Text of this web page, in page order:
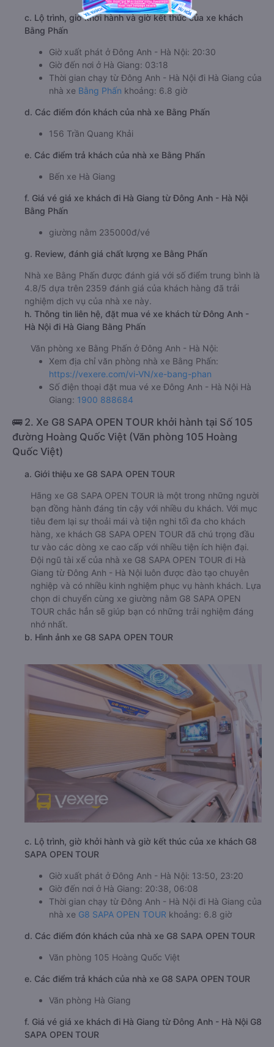
c. Lộ trình, giờ khởi hành và giờ kết thúc của xe khách
Bằng Phấn
Giờ xuất phát ở Đông Anh - Hà Nội: 20:30
Giờ đến nơi ở Hà Giang: 03:18
Thời gian chạy từ Đông Anh - Hà Nội đi Hà Giang của
nhà xe Bằng Phấn khoảng: 6.8 giờ
d. Các điểm đón khách của nhà xe Bằng Phấn
156 Trần Quang Khải
e. Các điểm trả khách của nhà xe Bằng Phấn
Bến xe Hà Giang
f. Giá vé giá xe khách đi Hà Giang từ Đông Anh - Hà Nội
Bằng Phấn
giường nằm 235000đ/vé
g. Review, đánh giá chất lượng xe Bằng Phấn
Nhà xe Bằng Phấn được đánh giá với số điểm trung bình là
4.8/5 dựa trên 2359 đánh giá của khách hàng đã trải
nghiệm dịch vụ của nhà xe này.
h. Thông tin liên hệ, đặt mua vé xe khách từ Đông Anh -
Hà Nội đi Hà Giang Bằng Phấn
Văn phòng xe Bằng Phấn ở Đông Anh - Hà Nội:
Xem địa chỉ văn phòng nhà xe Bằng Phấn:
https://vexere.com/vi-VN/xe-bang-phan
Số điện thoại đặt mua vé xe Đông Anh - Hà Nội Hà
Giang: 1900 888684
🚌 2. Xe G8 SAPA OPEN TOUR khởi hành tại Số 105
đường Hoàng Quốc Việt (Văn phòng 105 Hoàng
Quốc Việt)
a. Giới thiệu xe G8 SAPA OPEN TOUR
Hãng xe G8 SAPA OPEN TOUR là một trong những người
bạn đồng hành đáng tin cậy với nhiều du khách. Với mục
tiêu đem lại sự thoải mái và tiện nghi tối đa cho khách
hàng, xe khách G8 SAPA OPEN TOUR đã chú trọng đầu
tư vào các dòng xe cao cấp với nhiều tiện ích hiện đại.
Đội ngũ tài xế của nhà xe G8 SAPA OPEN TOUR đi Hà
Giang từ Đông Anh - Hà Nội luôn được đào tạo chuyên
nghiệp và có nhiều kinh nghiệm phục vụ hành khách. Lựa
chọn di chuyển cùng xe giường nằm G8 SAPA OPEN
TOUR chắc hẳn sẽ giúp bạn có những trải nghiệm đáng
nhớ nhất.
b. Hình ảnh xe G8 SAPA OPEN TOUR
c. Lộ trình, giờ khởi hành và giờ kết thúc của xe khách G8
SAPA OPEN TOUR
Giờ xuất phát ở Đông Anh - Hà Nội: 13:50, 23:20
Giờ đến nơi ở Hà Giang: 20:38, 06:08
Thời gian chạy từ Đông Anh - Hà Nội đi Hà Giang của
nhà xe G8 SAPA OPEN TOUR khoảng: 6.8 giờ
d. Các điểm đón khách của nhà xe G8 SAPA OPEN TOUR
Văn phòng 105 Hoàng Quốc Việt
e. Các điểm trả khách của nhà xe G8 SAPA OPEN TOUR
Văn phòng Hà Giang
f. Giá vé giá xe khách đi Hà Giang từ Đông Anh - Hà Nội G8
SAPA OPEN TOUR